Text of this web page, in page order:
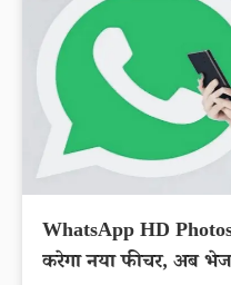
WhatsApp HD
करेगा नया फीचर, अब